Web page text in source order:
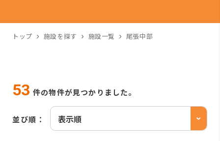
トップ 施設を探す 施設一覧 尾張中部
53 件の物件が見つかりました。
並び順：